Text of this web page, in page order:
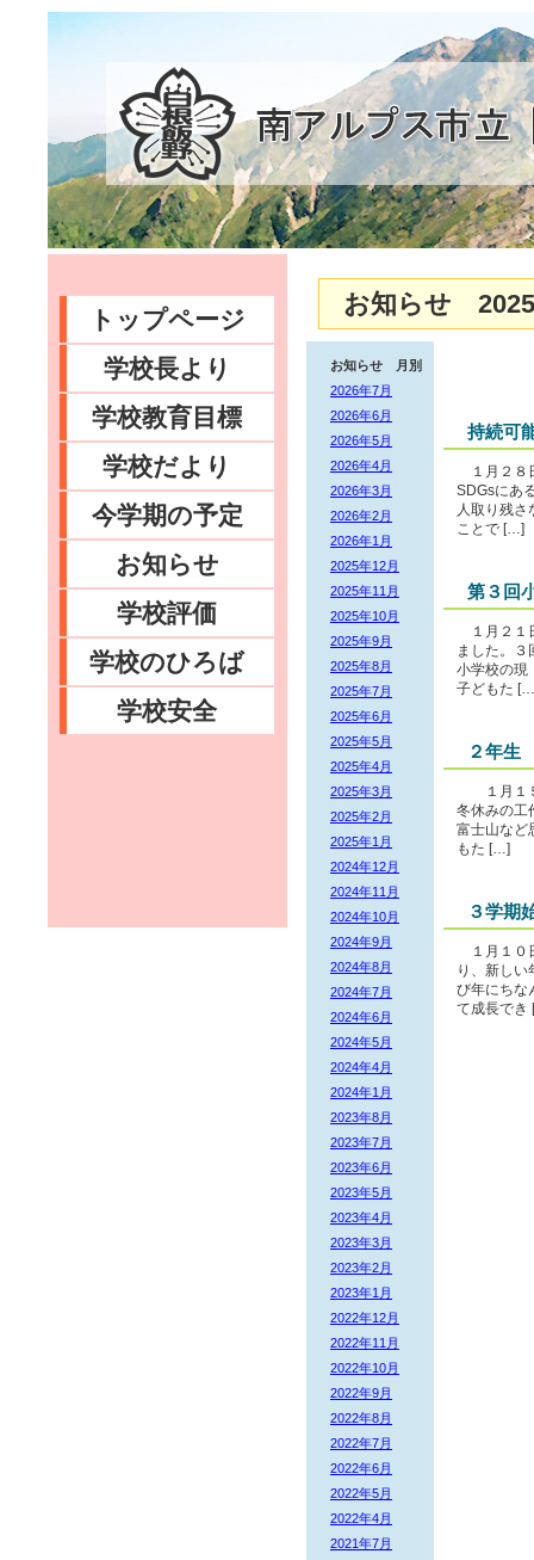
トップページ
学校長より
学校教育目標
学校だより
今学期の予定
お知らせ
学校評価
学校のひろば
学校安全
お知らせ
お知らせ 月別
2026年7月
2026年6月
2026年5月
2026年4月
2026年3月
2026年2月
2026年1月
2025年12月
2025年11月
2025年10月
2025年9月
2025年8月
2025年7月
2025年6月
2025年5月
2025年4月
2025年3月
2025年2月
2025年1月
2024年12月
2024年11月
2024年10月
2024年9月
2024年8月
2024年7月
2024年6月
2024年5月
2024年4月
2024年1月
2023年8月
2023年7月
2023年6月
2023年5月
2023年4月
2023年3月
2023年2月
2023年1月
2022年12月
2022年11月
2022年10月
2022年9月
2022年8月
2022年7月
2022年6月
2022年5月
2022年4月
2021年7月
持続可
１月２８
SDGsにあ
人取り残
ことで […]
第３回
１月２１
ました。３
小学校の現
子どもた
２年生
１月１５
冬休みの
富士山など
もた […]
３学期
１月１０
り、新し
び年にちな
て成長でき